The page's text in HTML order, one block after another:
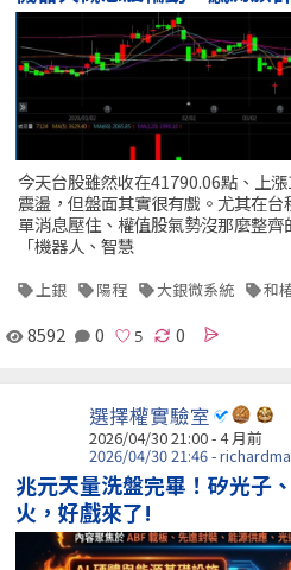
今天台股雖然收在41790.06點、上
震盪，但盤面其實很有戲。尤其在
單消息壓住、權值股氣勢沒那麼整
「機器人、智慧
上銀 陽程 大銀微系統 和
8592 0 0
選擇權實驗室
2026/04/30 21:00 - 4 月前
2026/04/30 21:46 -
兆元天量洗盤完畢！矽光子
火，好戲來了!